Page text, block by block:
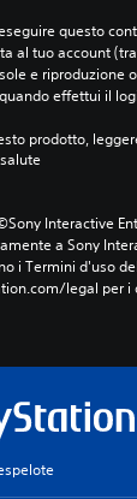
questo
al tuo account
e riproduzione
effettui il
prodotto,
Interactive
a Sony
i Termini d'uso
legal per